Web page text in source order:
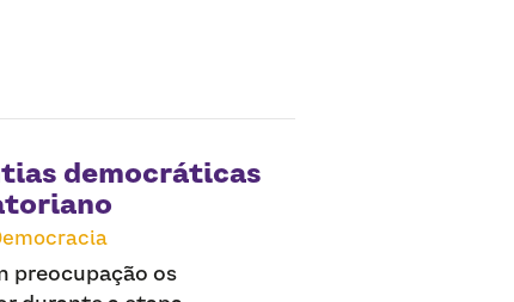
democráticas
preocupação os